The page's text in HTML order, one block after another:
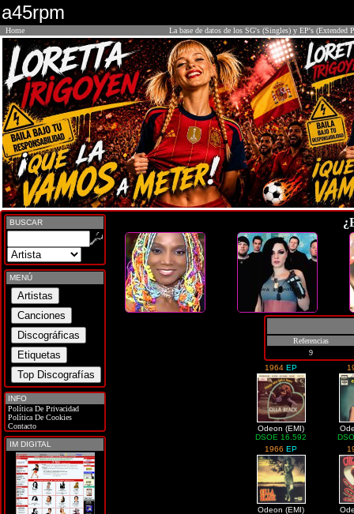
a45rpm
Home La base de datos de los SG's (Singles) y EP's (Extended
BUSCAR
MENÚ
INFO
Política De Privacidad
Política De Cookies
Contacto
IM DIGITAL
Referencias
9
1964EP
Odeon (EMI)
DSOE 16.592
1966EP
Odeon (EMI)